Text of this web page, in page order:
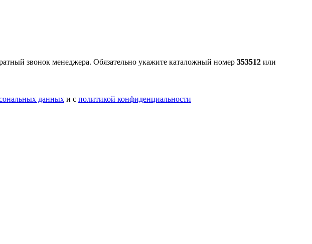
звонок менеджера. Обязательно укажите каталожный номер 353512 или
данных и с политикой конфиденциальности